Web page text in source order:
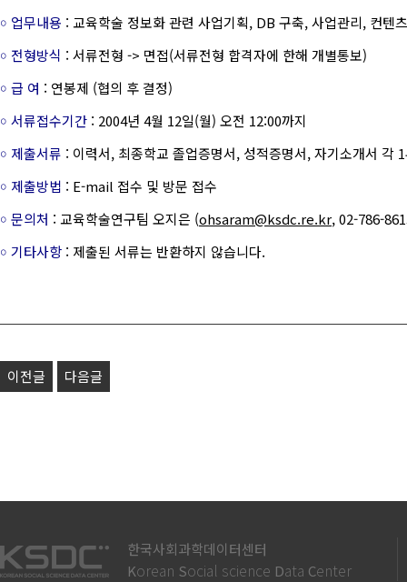
￮ 업무내용 : 교육학술 정보화 관련 사업기획, DB 구축, 사업관리, 컨텐
￮ 전형방식 : 서류전형 -> 면접(서류전형 합격자에 한해 개별통보)
￮ 급 여 : 연봉제 (협의 후 결정)
￮ 서류접수기간 : 2004년 4월 12일(월) 오전 12:00까지
￮ 제출서류 : 이력서, 최종학교 졸업증명서, 성적증명서, 자기소개서 각
￮ 제출방법 : E-mail 접수 및 방문 접수
￮ 문의처 : 교육학술연구팀 오지은 (ohsaram@ksdc.re.kr, 02-786-
￮ 기타사항 : 제출된 서류는 반환하지 않습니다.
이전글 다음글
한국사회과학데이터센터
Korean Social science Data Center